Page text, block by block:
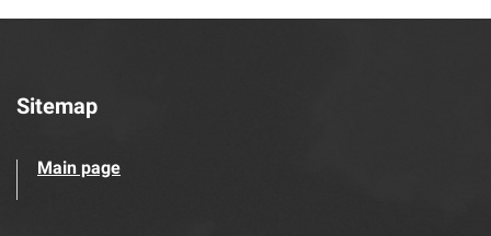
Sitemap
Main page